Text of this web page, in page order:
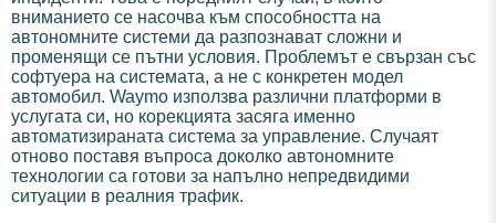
вниманието се насочва към способността на
автономните системи да разпознават сложни и
променящи се пътни условия. Проблемът е свързан със
софтуера на системата, а не с конкретен модел
автомобил. Waymo използва различни платформи в
услугата си, но корекцията засяга именно
автоматизираната система за управление. Случаят
отново поставя въпроса доколко автономните
технологии са готови за напълно непредвидими
ситуации в реалния трафик.